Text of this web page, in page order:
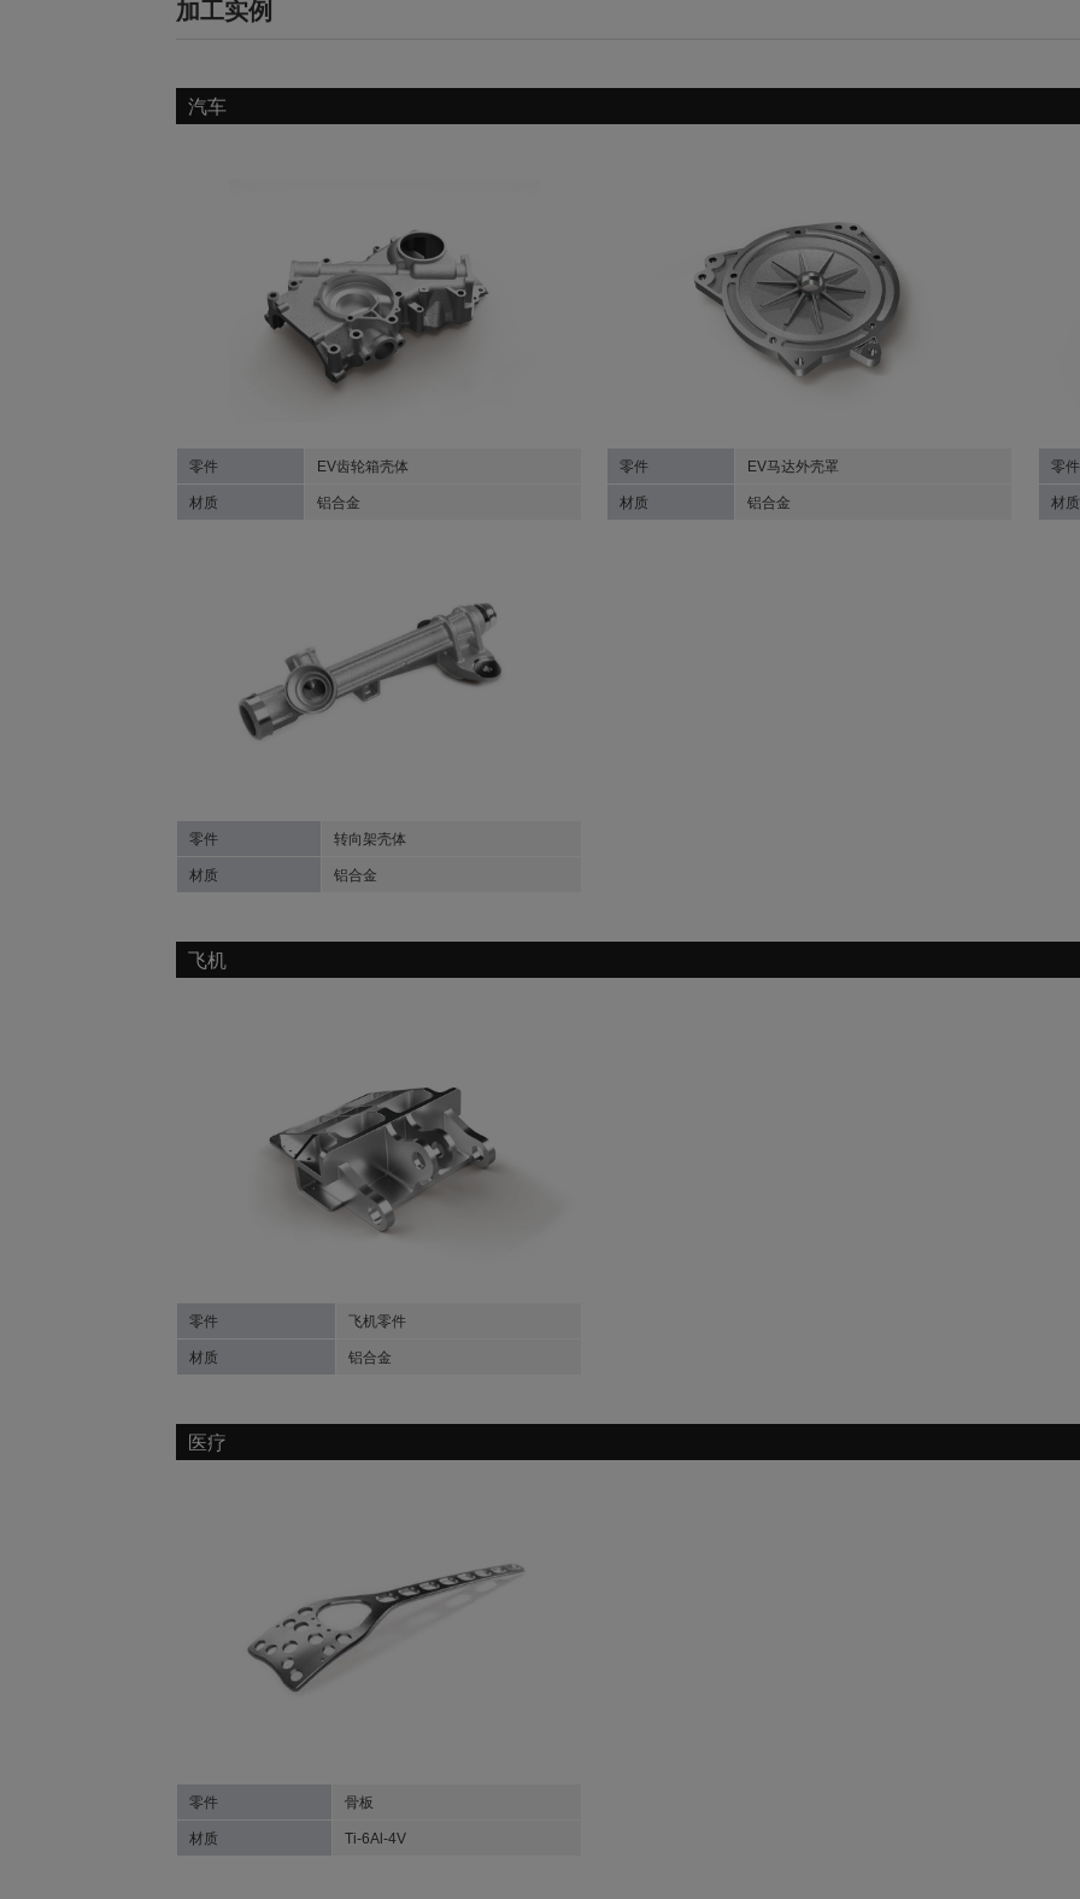
加工实例
汽车
零件 EV齿轮箱壳体
材质 铝合金
零件 EV马达外壳罩
材质 铝合金
零件
材质
零件 转向架壳体
材质 铝合金
飞机
零件 飞机零件
材质 铝合金
医疗
零件 骨板
材质 Ti-6Al-4V